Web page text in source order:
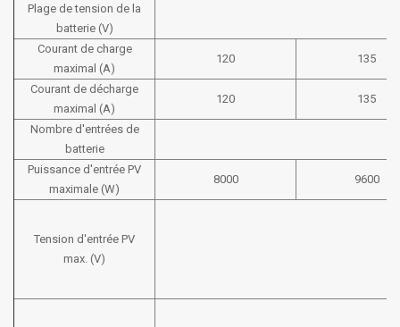
Plage de tension de la
batterie (V)
Courant de charge
maximal (A)
120 135
Courant de décharge
maximal (A)
120 135
Nombre d'entrées de
batterie
Puissance d'entrée PV
maximale (W)
8000 9600
Tension d'entrée PV
max. (V)